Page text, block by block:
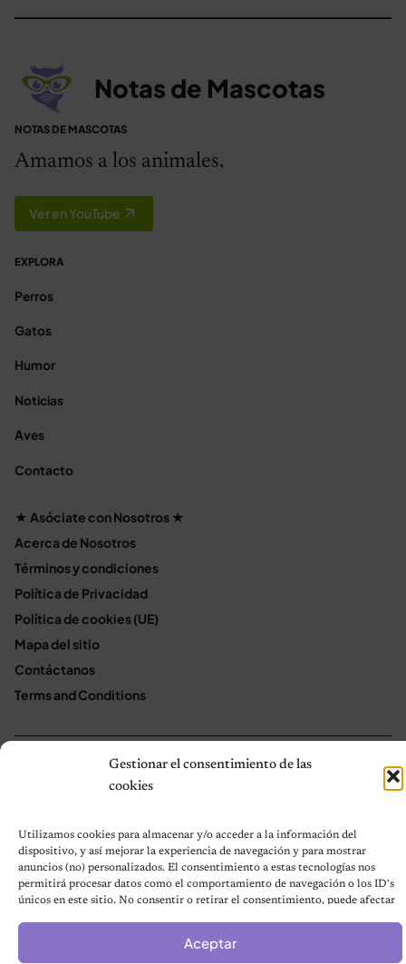
Gestionar el consentimiento de las
cookies
Utilizamos cookies para almacenar y/o acceder a la información del
dispositivo, y así mejorar la experiencia de navegación y para mostrar
anuncios (no) personalizados. El consentimiento a estas tecnologías nos
permitirá procesar datos como el comportamiento de navegación o los ID's
únicos en este sitio. No consentir o retirar el consentimiento, puede afectar
Aceptar
Notas de Mascotas
NOTAS DE MASCOTAS
Amamos a los animales.
Ver en YouTube
EXPLORA
Perros
Gatos
Humor
Noticias
Aves
Contacto
★ Asóciate con Nosotros ★
Acerca de Nosotros
Términos y condiciones
Política de Privacidad
Política de cookies (UE)
Mapa del sitio
Contáctanos
Terms and Conditions
© 2026 Notas de Mascotas
Política de privacidad